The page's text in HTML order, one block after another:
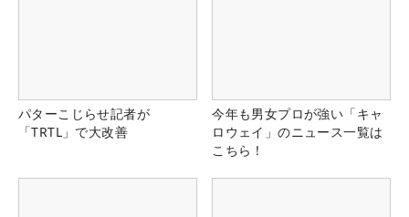
パターこじらせ記者が
「TRTL」で大改善
今年も男女プロが強い「キャ
ロウェイ」のニュース一覧は
こちら！